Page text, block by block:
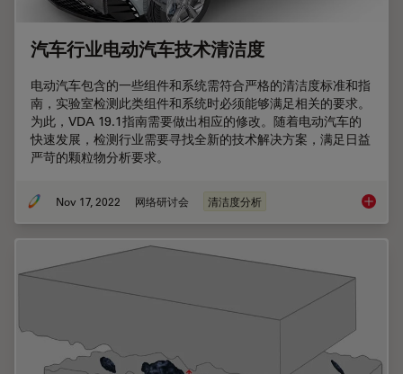
汽车行业电动汽车技术清洁度
电动汽车包含的一些组件和系统需符合严格的清洁度标准和指
南，实验室检测此类组件和系统时必须能够满足相关的要求。
为此，VDA 19.1指南需要做出相应的修改。随着电动汽车的
快速发展，检测行业需要寻找全新的技术解决方案，满足日益
严苛的颗粒物分析要求。
Nov 17, 2022 网络研讨会 清洁度分析 汽车行